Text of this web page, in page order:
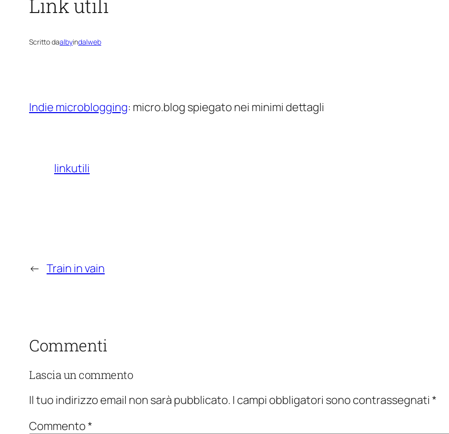
Link utili
Scritto daalbyindalweb
Indie microblogging: micro.blog spiegato nei minimi dettagli
linkutili
← Train in vain
Commenti
Lascia un commento
Il tuo indirizzo email non sarà pubblicato. I campi obbligatori sono contrassegnati *
Commento*